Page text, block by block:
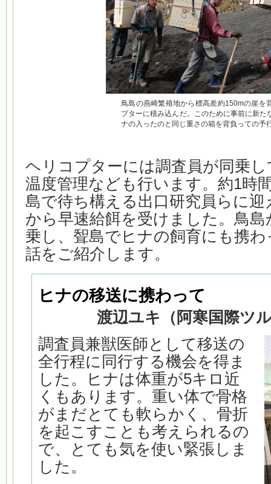
鳥島の燕崎繁殖地から標高差約150mの崖を
プターに積み込んだ。このために事前に新た
ナの入ったのと同じ重さの箱を背負っての予
ヘリコプターには調査員が同乗
温度管理なども行います。約1時
島で待ち構える出口研究員らに
から早速給餌を受けました。鳥
乗し、聟島でヒナの飼育にも携
話をご紹介します。
ヒナの移送に携わって
渡辺ユキ（阿寒国際ツ
調査員兼獣医師として移送の
全行程に同行する機会を得ま
した。ヒナは体重が5キロ近
くもあります。重い体で骨格
がまだとても軟らかく、骨折
を起こすことも考えられるの
で、とても気を使い緊張しま
した。